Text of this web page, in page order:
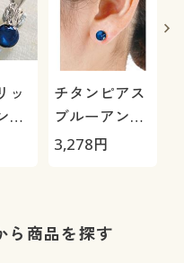
ッ
グ
チタンピアス
ブルーアンバ
ー
3,278円
ら商品を探す